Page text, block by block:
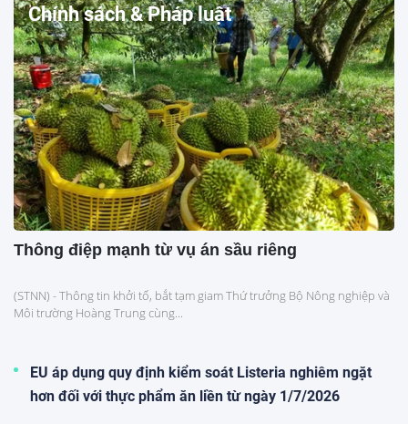
Chính sách & Pháp luật
Thông điệp mạnh từ vụ án sầu riêng
(STNN) - Thông tin khởi tố, bắt tạm giam Thứ trưởng Bộ Nông nghiệp và
Môi trường Hoàng Trung cùng...
EU áp dụng quy định kiểm soát Listeria nghiêm ngặt
hơn đối với thực phẩm ăn liền từ ngày 1/7/2026